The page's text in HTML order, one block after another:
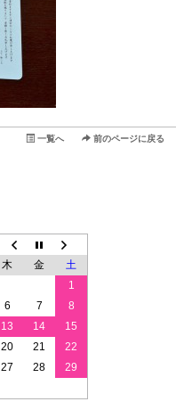
一覧へ 前のページに戻る
木 金
土
1
6 7
8
13 14
15
20 21
22
27 28
29